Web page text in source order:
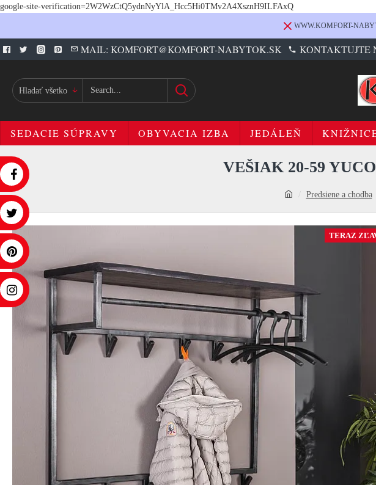
google-site-verification=2W2WzCtQ5ydnNyYlA_Hcc5Hi0TMv2A4XsznH9ILFAxQ
WWW.KOMFORT-
MAIL: KOMFORT@KOMFORT-NABYTOK.SK KONTAKTUJTE
Hladať všetko
SEDACIE SÚPRAVY OBYVACIA IZBA JEDÁLEŇ
Predsiene a chodba
VEŠIAK 20-59
TERAZ